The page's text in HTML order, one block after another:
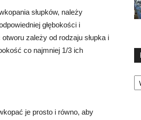
słupków, należy
głębokości i
zależy od rodzaju słupka i
co najmniej 1/3 ich
je prosto i równo, aby